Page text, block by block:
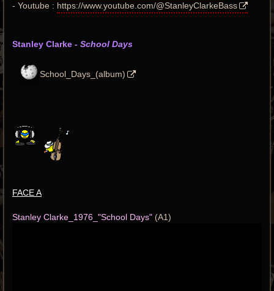
- Youtube : https://www.youtube.com/@StanleyClarkeBass
Stanley Clarke - School Days
School_Days_(album)
FACE A
Stanley Clarke_1976_"School Days" (A1)